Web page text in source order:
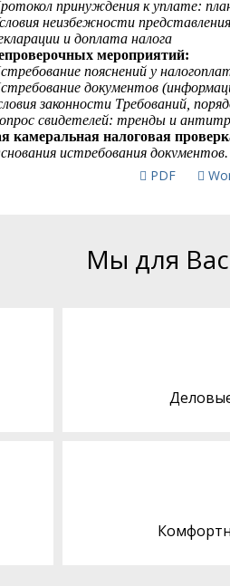
PDF
Мы для